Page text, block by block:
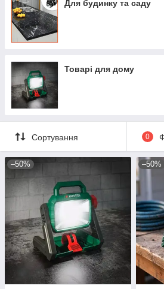
Для будинку та саду
Товарі для дому
Сортування 0
–50% –50%